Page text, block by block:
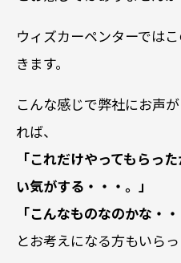
ウィズカーペンターでは
きます。
こんな感じで弊社にお声
れば、
「これだけやってもらっ
い気がする・・・。」
「こんなものなのかな・・
とお考えになる方もいらっ